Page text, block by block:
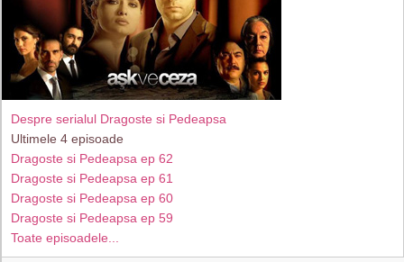
Despre serialul Dragoste si Pedeapsa
Ultimele 4 episoade
Dragoste si Pedeapsa ep 62
Dragoste si Pedeapsa ep 61
Dragoste si Pedeapsa ep 60
Dragoste si Pedeapsa ep 59
Toate episoadele...